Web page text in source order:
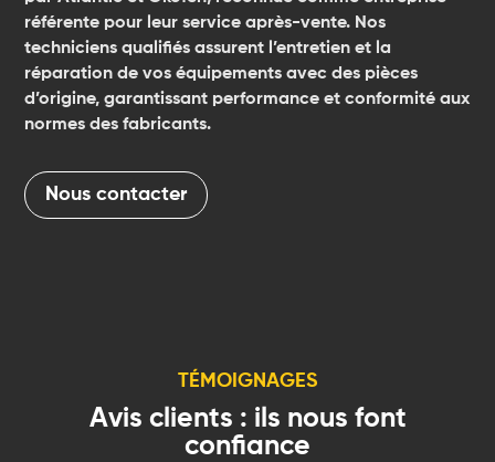
référente pour leur service après-vente. Nos
techniciens qualifiés assurent l’entretien et la
réparation de vos équipements avec des pièces
d’origine, garantissant performance et conformité aux
normes des fabricants.
Nous contacter
TÉMOIGNAGES
Avis clients : ils nous font
confiance